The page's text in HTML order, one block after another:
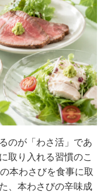
のが「わさ活」であ
取り入れる習慣のこ
本わさびを食事に取
、本わさびの辛味成